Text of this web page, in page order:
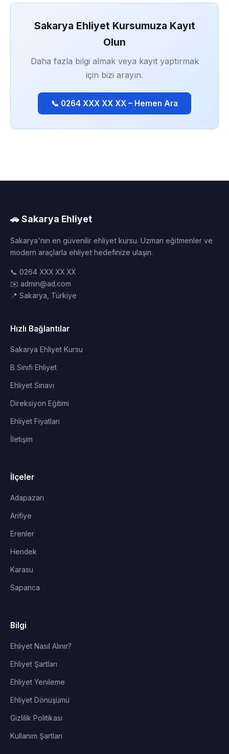
Sakarya Ehliyet Kursumuza Kayıt
Olun
Daha fazla bilgi almak veya kayıt yaptırmak
için bizi arayın.
📞 0264 XXX XX XX – Hemen Ara
🚗 Sakarya Ehliyet
Sakarya'nın en güvenilir ehliyet kursu. Uzman eğitmenler ve
modern araçlarla ehliyet hedefinize ulaşın.
📞 0264 XXX XX XX
✉️ admin@ad.com
📍 Sakarya, Türkiye
Hızlı Bağlantılar
Sakarya Ehliyet Kursu
B Sınıfı Ehliyet
Ehliyet Sınavı
Direksiyon Eğitimi
Ehliyet Fiyatları
İletişim
İlçeler
Adapazarı
Arifiye
Erenler
Hendek
Karasu
Sapanca
Bilgi
Ehliyet Nasıl Alınır?
Ehliyet Şartları
Ehliyet Yenileme
Ehliyet Dönüşümü
Gizlilik Politikası
Kullanım Şartları